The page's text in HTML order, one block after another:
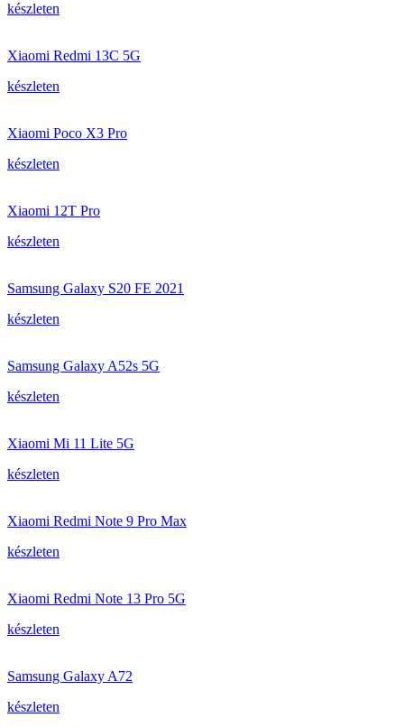
készleten
Xiaomi Redmi 13C 5G
készleten
Xiaomi Poco X3 Pro
készleten
Xiaomi 12T Pro
készleten
Samsung Galaxy S20 FE 2021
készleten
Samsung Galaxy A52s 5G
készleten
Xiaomi Mi 11 Lite 5G
készleten
Xiaomi Redmi Note 9 Pro Max
készleten
Xiaomi Redmi Note 13 Pro 5G
készleten
Samsung Galaxy A72
készleten